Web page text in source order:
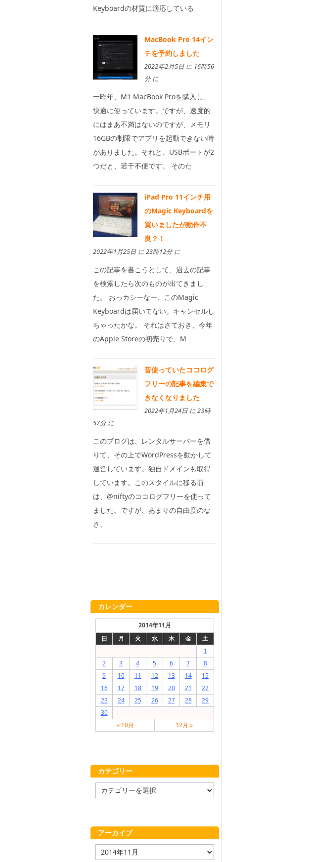
Keyboardの材質に適応している
MacBook Pro 14イン
チを予約しました
2022年2月5日 に 16時56
分 に
一昨年、M1 MacBook Proを購入し、
快適に使っています。ですが、速度的
にはまあ不満はないのですが、メモリ
16GBの制限でアプリを起動できない時
がありました。それと、USBポートが2
つだと、若干不便です。 そのた
iPad Pro 11インチ用
のMagic Keyboardを
買いましたが動作不
良？！
2022年1月25日 に 23時12分 に
この記事を書こうとして、過去の記事
を検索したら次のものが出てきまし
た。 おっカシーなー、このMagic
Keyboardは届いてない。キャンセルし
ちゃったかな。 それはさておき、今年
のApple Storeの初売りで、M
昔使っていたココログ
フリーの記事を編集で
きなくなりました
2022年1月24日 に 23時
57分 に
このブログは、レンタルサーバーを借
りて、その上でWordPressを動かして
運営しています。独自ドメインも取得
しています。このスタイルに移る前
は、@niftyのココログフリーを使って
ました。ですが、あまりの自由度のな
さ、
カレンダー
2014年11月
日
月 火 水 木 金
土
1
2
3 4 5 6 7
8
9
10 11 12 13 14
15
16
17 18 19 20 21
22
23
24 25 26 27 28
29
30
« 10月
12月 »
カテゴリー
テ
ー
アーカイブ
ア
ー